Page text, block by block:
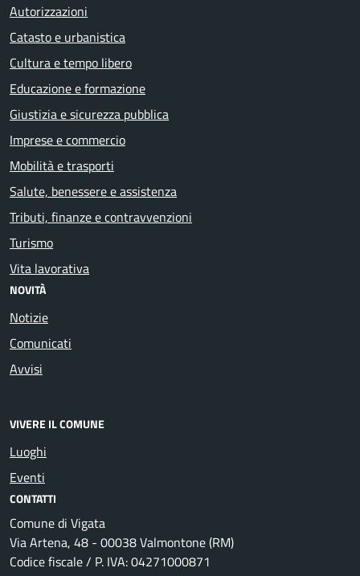
Autorizzazioni
Catasto e urbanistica
Cultura e tempo libero
Educazione e formazione
Giustizia e sicurezza pubblica
Imprese e commercio
Mobilità e trasporti
Salute, benessere e assistenza
Tributi, finanze e contravvenzioni
Turismo
Vita lavorativa
NOVITÀ
Notizie
Comunicati
Avvisi
VIVERE IL COMUNE
Luoghi
Eventi
CONTATTI
Comune di Vigata
Via Artena, 48 - 00038 Valmontone (RM)
Codice fiscale / P. IVA: 04271000871